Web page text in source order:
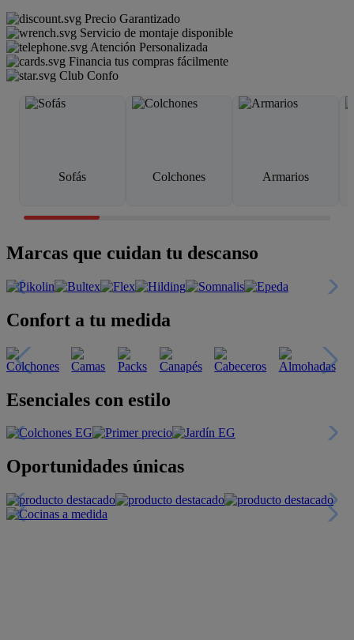
Precio Garantizado
Servicio de montaje disponible
Atención Personalizada
Financia tus compras fácilmente
Club Confo
Sofás Colchones Armarios
Marcas que cuidan tu descanso
Confort a tu medida
Esenciales con estilo
Oportunidades únicas